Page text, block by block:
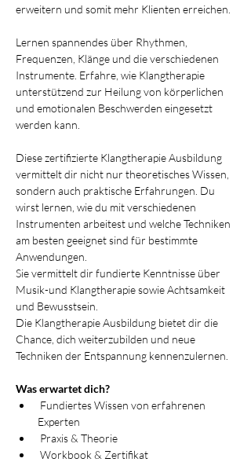
erweitern und somit mehr Klienten erreichen.
Lernen spannendes über Rhythmen,
Frequenzen, Klänge und die verschiedenen
Instrumente. Erfahre, wie Klangtherapie
unterstützend zur Heilung von körperlichen
und emotionalen Beschwerden eingesetzt
werden kann.
Diese zertifizierte Klangtherapie Ausbildung
vermittelt dir nicht nur theoretisches Wissen,
sondern auch praktische Erfahrungen. Du
wirst lernen, wie du mit verschiedenen
Instrumenten arbeitest und welche Techniken
am besten geeignet sind für bestimmte
Anwendungen.
Sie vermittelt dir fundierte Kenntnisse über
Musik-und Klangtherapie sowie Achtsamkeit
und Bewusstsein.
Die Klangtherapie Ausbildung bietet dir die
Chance, dich weiterzubilden und neue
Techniken der Entspannung kennenzulernen.
Was erwartet dich?
Fundiertes Wissen von erfahrenen
Experten
Praxis & Theorie
Workbook & Zertifikat